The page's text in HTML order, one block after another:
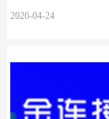
-24
2026-04